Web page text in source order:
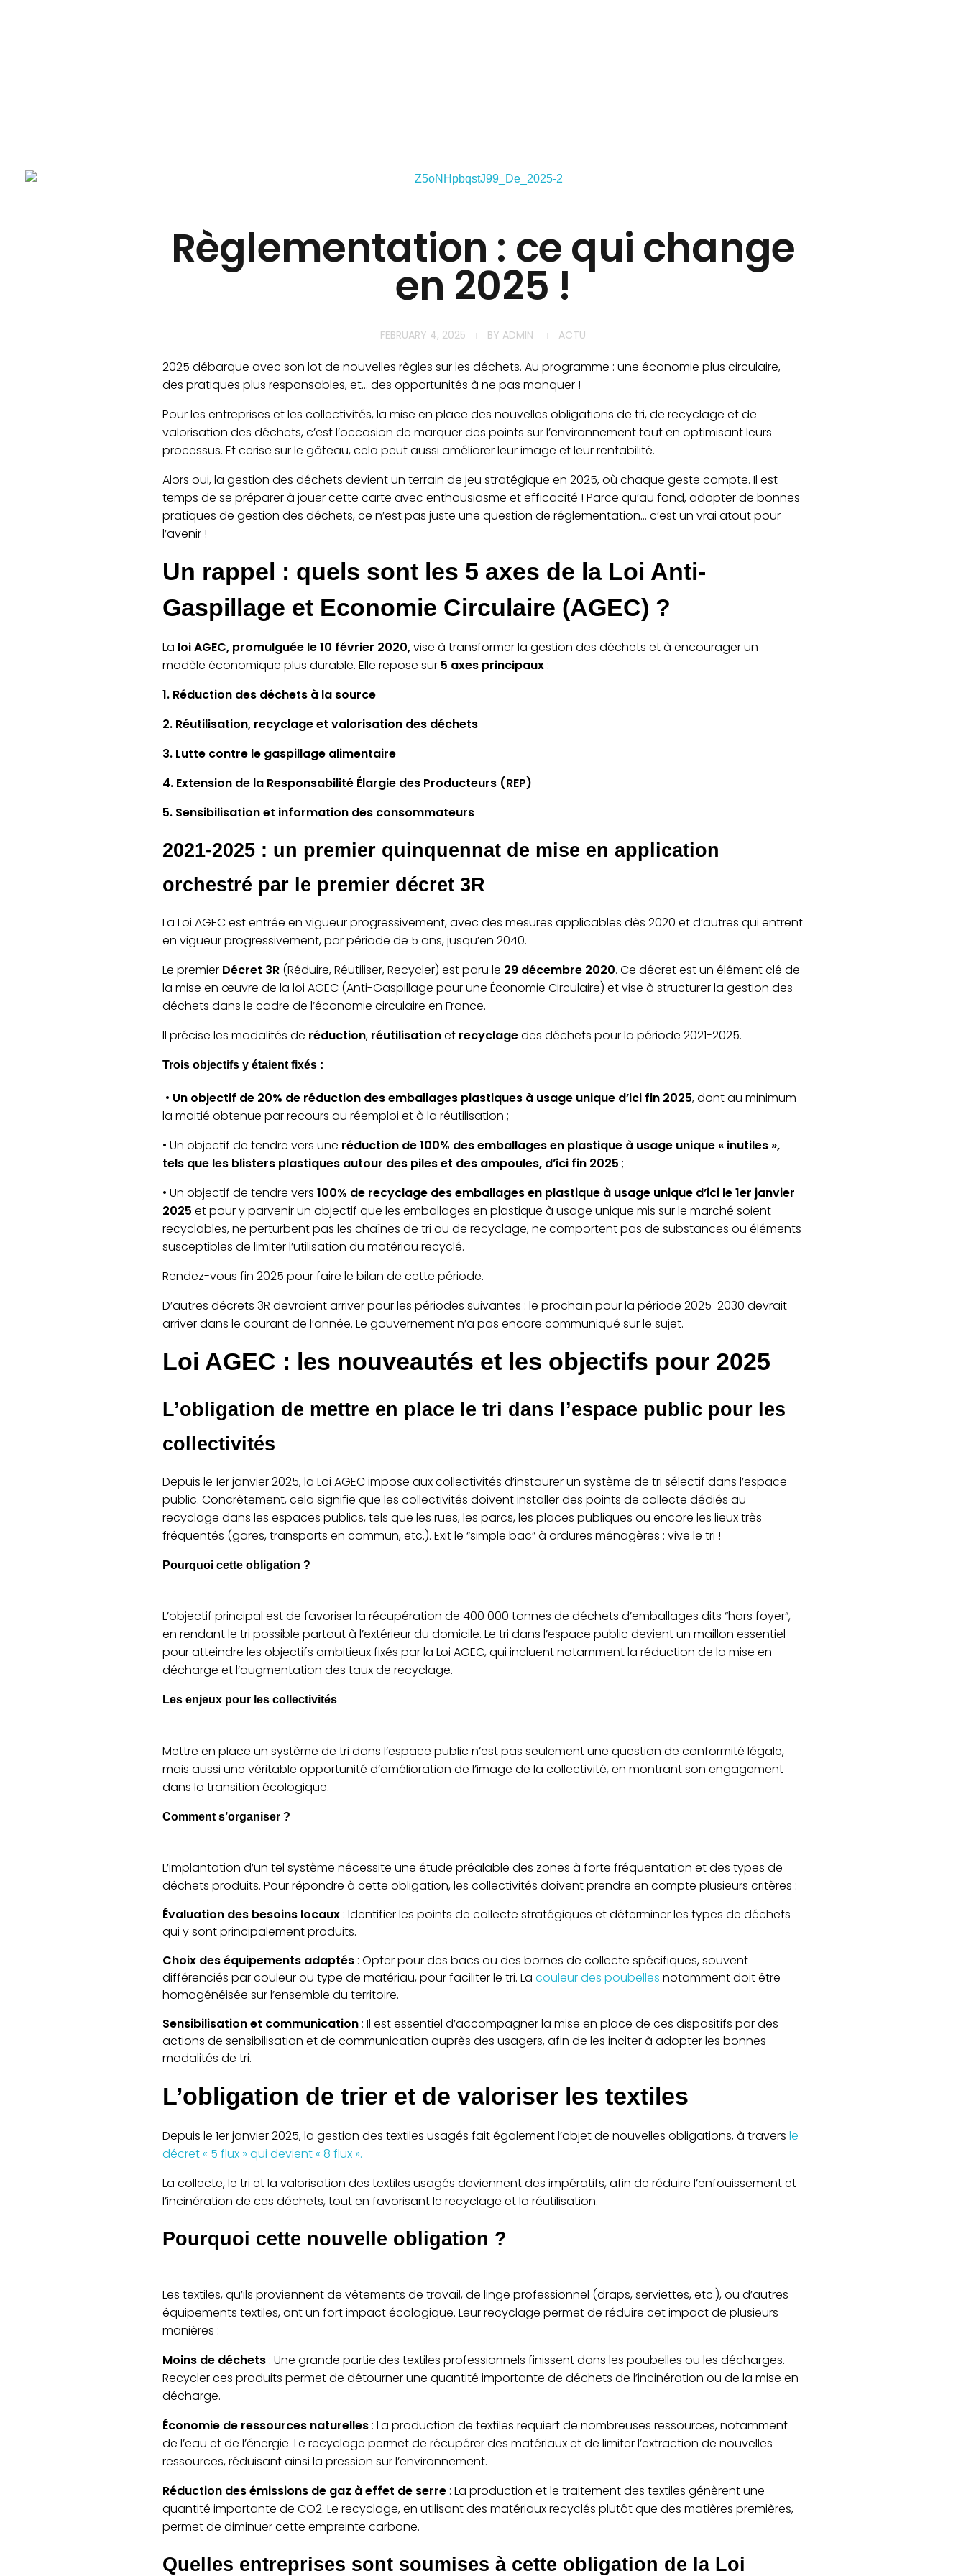
Règlementation : ce qui change
en 2025 !
FEBRUARY 4, 2025 BY ADMIN ACTU
2025 débarque avec son lot de nouvelles règles sur les déchets. Au programme : une économie plus circulaire,
des pratiques plus responsables, et… des opportunités à ne pas manquer !
Pour les entreprises et les collectivités, la mise en place des nouvelles obligations de tri, de recyclage et de
valorisation des déchets, c’est l’occasion de marquer des points sur l’environnement tout en optimisant leurs
processus. Et cerise sur le gâteau, cela peut aussi améliorer leur image et leur rentabilité.
Alors oui, la gestion des déchets devient un terrain de jeu stratégique en 2025, où chaque geste compte. Il est
temps de se préparer à jouer cette carte avec enthousiasme et efficacité ! Parce qu’au fond, adopter de bonnes
pratiques de gestion des déchets, ce n’est pas juste une question de réglementation… c’est un vrai atout pour
l’avenir !
Un rappel : quels sont les 5 axes de la Loi Anti-
Gaspillage et Economie Circulaire (AGEC) ?
La loi AGEC, promulguée le 10 février 2020,vise à transformer la gestion des déchets et à encourager un
modèle économique plus durable. Elle repose sur 5 axes principaux :
1. Réduction des déchets à la source
2. Réutilisation, recyclage et valorisation des déchets
3. Lutte contre le gaspillage alimentaire
4. Extension de la Responsabilité Élargie des Producteurs (REP)
5. Sensibilisation et information des consommateurs
2021-2025 : un premier quinquennat de mise en application
orchestré par le premier décret 3R
La Loi AGEC est entrée en vigueur progressivement, avec des mesures applicables dès 2020 et d’autres qui entrent
en vigueur progressivement, par période de 5 ans, jusqu’en 2040.
Le premier Décret 3R (Réduire, Réutiliser, Recycler) est paru le 29 décembre 2020. Ce décret est un élément clé de
la mise en œuvre de la loi AGEC (Anti-Gaspillage pour une Économie Circulaire) et vise à structurer la gestion des
déchets dans le cadre de l’économie circulaire en France.
Il précise les modalités de réduction, réutilisationet recyclagedes déchets pour la période 2021-2025.
Trois objectifs y étaient fixés :
• Un objectif de 20% de réduction des emballages plastiques à usage unique d’ici fin 2025, dont au minimum
la moitié obtenue par recours au réemploi et à la réutilisation ;
• Un objectif de tendre vers une réduction de 100% des emballages en plastique à usage unique « inutiles »,
tels que les blisters plastiques autour des piles et des ampoules, d’ici fin 2025 ;
• Un objectif de tendre vers100% de recyclage des emballages en plastique à usage unique d’ici le 1er janvier
2025et pour y parvenir un objectif que les emballages en plastique à usage unique mis sur le marché soient
recyclables, ne perturbent pas les chaînes de tri ou de recyclage, ne comportent pas de substances ou éléments
susceptibles de limiter l’utilisation du matériau recyclé.
Rendez-vous fin 2025 pour faire le bilan de cette période.
D’autres décrets 3R devraient arriver pour les périodes suivantes : le prochain pour la période 2025-2030 devrait
arriver dans le courant de l’année. Le gouvernement n’a pas encore communiqué sur le sujet.
Loi AGEC : les nouveautés et les objectifs pour 2025
L’obligation de mettre en place le tri dans l’espace public pour les
collectivités
Depuis le 1er janvier 2025, la Loi AGEC impose aux collectivités d’instaurer un système de tri sélectif dans l’espace
public. Concrètement, cela signifie que les collectivités doivent installer des points de collecte dédiés au
recyclage dans les espaces publics, tels que les rues, les parcs, les places publiques ou encore les lieux très
fréquentés (gares, transports en commun, etc.). Exit le “simple bac” à ordures ménagères : vive le tri !
Pourquoi cette obligation ?
L’objectif principal est de favoriser la récupération de 400 000 tonnes de déchets d’emballages dits “hors foyer”,
en rendant le tri possible partout à l’extérieur du domicile. Le tri dans l’espace public devient un maillon essentiel
pour atteindre les objectifs ambitieux fixés par la Loi AGEC, qui incluent notamment la réduction de la mise en
décharge et l’augmentation des taux de recyclage.
Les enjeux pour les collectivités
Mettre en place un système de tri dans l’espace public n’est pas seulement une question de conformité légale,
mais aussi une véritable opportunité d’amélioration de l’image de la collectivité, en montrant son engagement
dans la transition écologique.
Comment s’organiser ?
L’implantation d’un tel système nécessite une étude préalable des zones à forte fréquentation et des types de
déchets produits. Pour répondre à cette obligation, les collectivités doivent prendre en compte plusieurs critères :
Évaluation des besoins locaux : Identifier les points de collecte stratégiques et déterminer les types de déchets
qui y sont principalement produits.
Choix des équipements adaptés : Opter pour des bacs ou des bornes de collecte spécifiques, souvent
différenciés par couleur ou type de matériau, pour faciliter le tri. Lacouleur des poubelles notamment doit être
homogénéisée sur l’ensemble du territoire.
Sensibilisation et communication : Il est essentiel d’accompagner la mise en place de ces dispositifs par des
actions de sensibilisation et de communication auprès des usagers, afin de les inciter à adopter les bonnes
modalités de tri.
L’obligation de trier et de valoriser les textiles
Depuis le 1er janvier 2025, la gestion des textiles usagés fait également l’objet de nouvelles obligations, à traversle
décret « 5 flux » qui devient « 8 flux ».
La collecte, le tri et la valorisation des textiles usagés deviennent des impératifs, afin de réduire l’enfouissement et
l’incinération de ces déchets, tout en favorisant le recyclage et la réutilisation.
Pourquoi cette nouvelle obligation ?
Les textiles, qu’ils proviennent de vêtements de travail, de linge professionnel (draps, serviettes, etc.), ou d’autres
équipements textiles, ont un fort impact écologique. Leur recyclage permet de réduire cet impact de plusieurs
manières :
Moins de déchets : Une grande partie des textiles professionnels finissent dans les poubelles ou les décharges.
Recycler ces produits permet de détourner une quantité importante de déchets de l’incinération ou de la mise en
décharge.
Économie de ressources naturelles : La production de textiles requiert de nombreuses ressources, notamment
de l’eau et de l’énergie. Le recyclage permet de récupérer des matériaux et de limiter l’extraction de nouvelles
ressources, réduisant ainsi la pression sur l’environnement.
Réduction des émissions de gaz à effet de serre : La production et le traitement des textiles génèrent une
quantité importante de CO2. Le recyclage, en utilisant des matériaux recyclés plutôt que des matières premières,
permet de diminuer cette empreinte carbone.
Quelles entreprises sont soumises à cette obligation de la Loi